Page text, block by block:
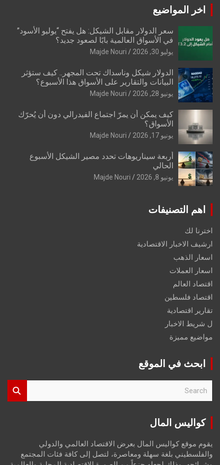
اخر المواضيع
سعر الدولار مقابل الشيكل: هل يفتح “يوليو الأسود”
في الأسواق العالمية بابًا لصعود جديد؟
يوليو 30, 2026 Majde Nouri
الدولار شيكل وناسداك تحت المجهر.. كيف ستؤثر
البيانات والتقارير على الأسواق هذا الأسبوع؟
يونيو 28, 2026 Majde Nouri
كيف يمكن أن يمرّ اجتماع الفيدرالي دون أن يُحرّك
الأسواق؟
يونيو 17, 2026 Majde Nouri
أربعة سيناريوهات تحدد مصير الشيكل الأسبوع
الحالي
يونيو 8, 2026 Majde Nouri
اهم التصنيفات
اخترنا لك
ارشيف الاخبار الاقتصادية
اسعار الذهب
اسعار العملات
اقتصاد العالم
اقتصاد فلسطين
تقارير اقتصادية
ل شريط الاخبار
مواضيع مميزة
ابحث في الموقع
r
كواليس المال
يقوم موقع كواليس المال بعرض الاقتصاد العالمي والدولي
والفلسطيني بلغة سهلة ومعاصرة، لتصل إلى كافة فئات المجتمع